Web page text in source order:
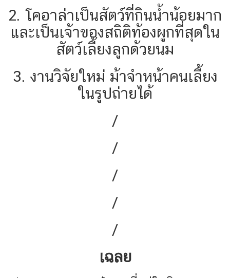
2. โคอาล่าเป็นสัตว์ที่กินน้ำน้อยมาก
และเป็นเจ้าของสถิติท้องผูกที่สุดใน
สัตว์เลี้ยงลูกด้วยนม
3. งานวิจัยใหม่ ม้าจำหน้าคนเลี้ยง
ในรูปถ่ายได้
/
/
/
/
/
เฉลย